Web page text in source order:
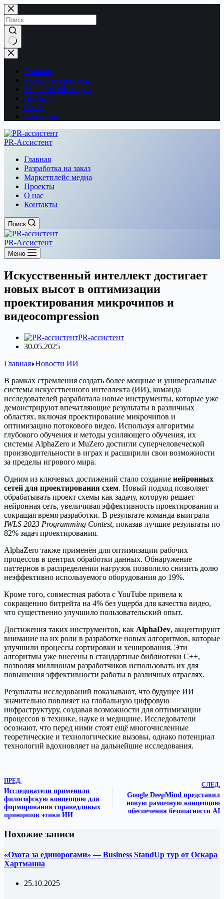
Перейти
к
сути
Ничего
не
найденоГлавная
Разработка на заказ
Маркетплейс медиа
Проекты
О нас
Контакты
PR-Ассистент
Главная
Разработка на заказ
Маркетплейс медиа
Проекты
О нас
Контакты
Поиск
PR-Ассистент
Меню
Искусственный интеллект достигает
новых высот в оптимизации
проектирования микрочипов и
видеоcompression
PR-ассистент
30.05.2025
Главная Новости ИИ
В рамках стремления создать более мощные и универсальные
системы искусственного интеллекта (ИИ), команда
исследователей разработала новые инструменты, которые уже
демонстрируют впечатляющие результаты в различных
областях, включая проектирование микрочипов и
оптимизацию потокового видео. Используя алгоритмы
глубокого обучения и методы усиляющего обучения, их
системы AlphaZero и MuZero достигли суперчеловеческой
производительности в играх и расширили свои возможности
за пределы игрового мира.
Одним из ключевых достижений стало создание нейронных
сетей для проектирования схем. Новый подход позволяет
обрабатывать проект схемы как задачу, которую решает
нейронная сеть, увеличивая эффективность проектирования и
сокращая время разработки. В результате команда выиграла
IWLS 2023 Programming Contest, показав лучшие результаты по
82% задач проектирования.
AlphaZero также применён для оптимизации рабочих
процессов в центрах обработки данных. Обнаружение
паттернов в распределении нагрузок позволило снизить долю
неэффективно используемого оборудования до 19%.
Кроме того, совместная работа с YouTube привела к
сокращению битрейта на 4% без ущерба для качества видео,
что существенно улучшило пользовательский опыт.
Достижения таких инструментов, как AlphaDev, акцентируют
внимание на их роли в разработке новых алгоритмов, которые
улучшили процессы сортировки и хеширования. Эти
алгоритмы уже внесены в стандартные библиотеки C++,
позволяя миллионам разработчиков использовать их для
повышения эффективности работы в различных отраслях.
Результаты исследований показывают, что будущее ИИ
значительно повлияет на глобальную цифровую
инфраструктуру, создавая возможности для оптимизации
процессов в технике, науке и медицине. Исследователи
осознают, что перед ними стоят ещё многочисленные
теоретические и технологические вызовы, однако потенциал
технологий вдохновляет на дальнейшие исследования.
ПРЕД.
Исследователи применили
философскую концепцию для
формирования справедливых
принципов этики ИИ
СЛЕД.
Google DeepMind представил
новую рамочную концепцию
обеспечения безопасности AI
Похожие записи
«Охота за единорогами» — Business StandUp тур от Оскара
Хартманна
25.10.2025